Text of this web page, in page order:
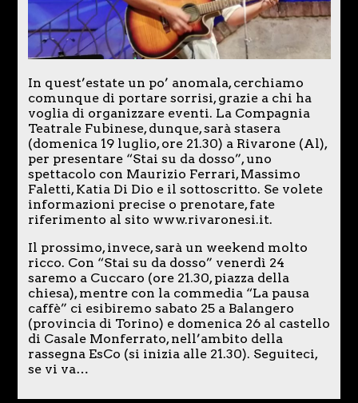
In quest’estate un po’ anomala, cerchiamo
comunque di portare sorrisi, grazie a chi ha
voglia di organizzare eventi. La Compagnia
Teatrale Fubinese, dunque, sarà stasera
(domenica 19 luglio, ore 21.30) a Rivarone (Al),
per presentare “Stai su da dosso”, uno
spettacolo con Maurizio Ferrari, Massimo
Faletti, Katia Di Dio e il sottoscritto. Se volete
informazioni precise o prenotare, fate
riferimento al sito www.rivaronesi.it.
Il prossimo, invece, sarà un weekend molto
ricco. Con “Stai su da dosso” venerdì 24
saremo a Cuccaro (ore 21.30, piazza della
chiesa), mentre con la commedia “La pausa
caffè” ci esibiremo sabato 25 a Balangero
(provincia di Torino) e domenica 26 al castello
di Casale Monferrato, nell’ambito della
rassegna EsCo (si inizia alle 21.30). Seguiteci,
se vi va…